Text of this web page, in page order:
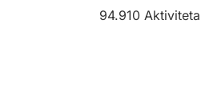
94.910